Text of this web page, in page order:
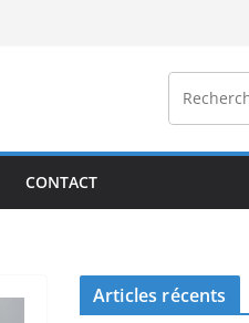
CONTACT
Articles récents